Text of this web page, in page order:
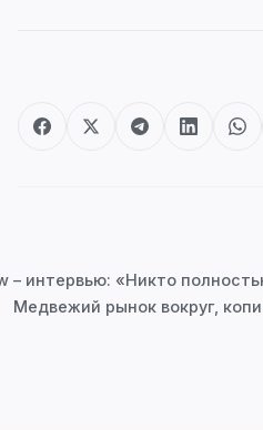
– интервью: «Никто
Медвежий рынок вокруг,